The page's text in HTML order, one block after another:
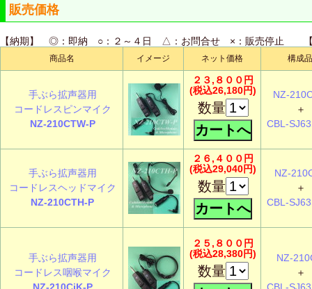
販売価格
【納期】 ◎：即納 ○：２～４日 △：お問合せ ×：販売停止
商品名 イメージ ネット価格 構成品
手ぶら拡声器用
コードレスピンマイク
NZ-210CTW-P
２３,８００円
(税込26,180円)
数量
NZ-
＋
CBL-
手ぶら拡声器用
コードレスヘッドマイク
NZ-210CTH-P
２６,４００円
(税込29,040円)
数量
NZ-
＋
CBL-
手ぶら拡声器用
コードレス咽喉マイク
２５,８００円
(税込28,380円)
数量
NZ-
＋